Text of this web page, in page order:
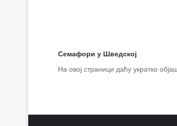
Семафори у Шведској
На овој страници даћу укратко